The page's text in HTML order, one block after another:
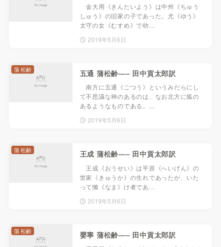
金大用《きんたいよう》は中州《ちゅう
しゅう》の旧家の子であった。尤《ゆう》
太守の女《むすめ》で幼…
2019年5月6日
五通 蒲松齢—– 田中貢太郎訳
南方に五通《ごつう》というみだらにし
て不思議な神のあるのは、なお北方に狐の
あるようなものである。…
2019年5月6日
蒲 松齢
王成 蒲松齢—– 田中貢太郎訳
王成《おうせい》は平原《へいげん》の
世家《きゅうか》の生れであったが、いた
って懶《なま》け者であ…
2019年5月6日
蒲 松齢
嬰寧 蒲松齢—– 田中貢太郎訳
蒲 松齢